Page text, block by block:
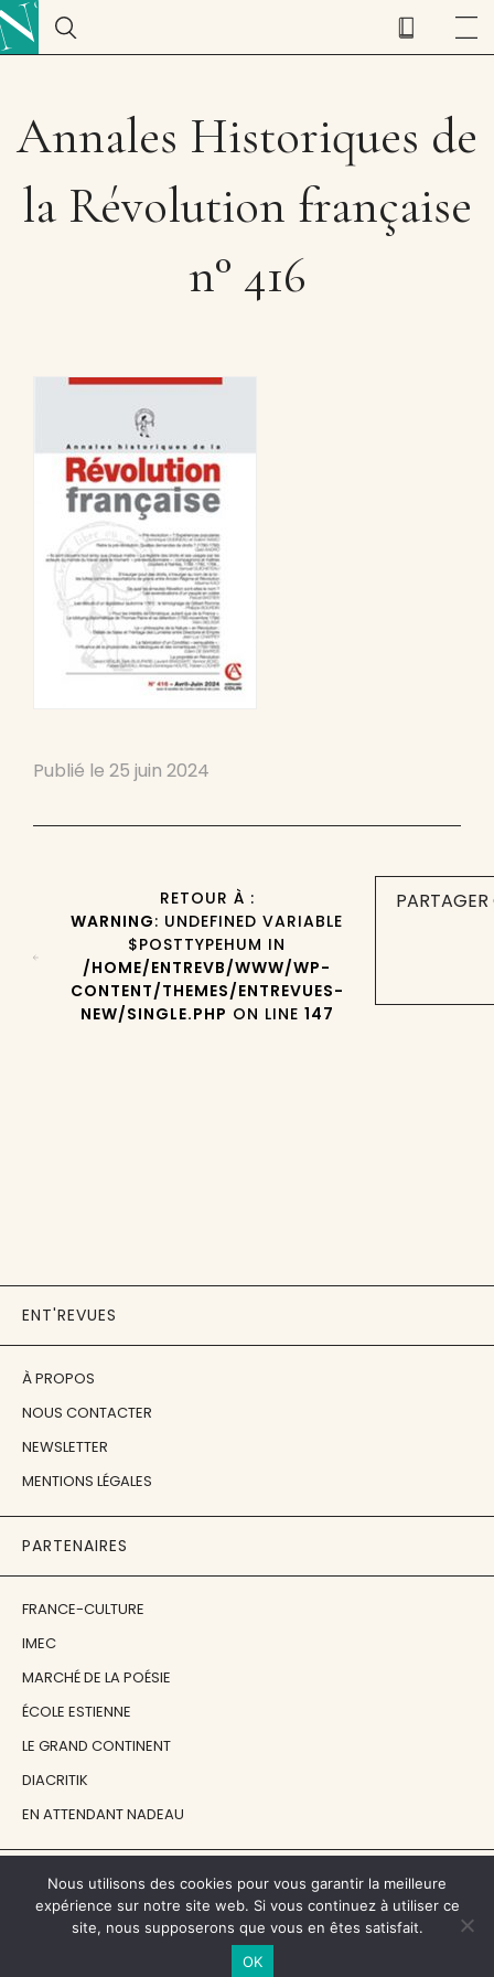
Annales Historiques de
la Révolution française
n° 416
Publié le 25 juin 2024
RETOUR À :
WARNING: UNDEFINED VARIABLE
$POSTTYPEHUM IN
/HOME/ENTREVB/WWW/WP-
CONTENT/THEMES/ENTREVUES-
NEW/SINGLE.PHP ON LINE 147
ENT'REVUES
À PROPOS
NOUS CONTACTER
NEWSLETTER
MENTIONS LÉGALES
PARTENAIRES
FRANCE-CULTURE
IMEC
MARCHÉ DE LA POÉSIE
ÉCOLE ESTIENNE
LE GRAND CONTINENT
DIACRITIK
EN ATTENDANT NADEAU
NOS SOUTIENS
CENTRE NATIONAL DU LIVRE
Nous utilisons des cookies pour vous garantir la meilleure
expérience sur notre site web. Si vous continuez à utiliser ce
site, nous supposerons que vous en êtes satisfait.
OK